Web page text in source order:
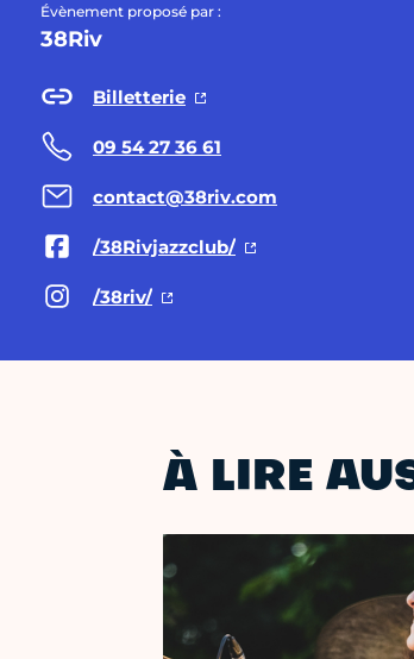
Évènement proposé par :
38Riv
Billetterie
09 54 27 36 61
contact@38riv.com
/38Rivjazzclub/
/38riv/
À LIRE